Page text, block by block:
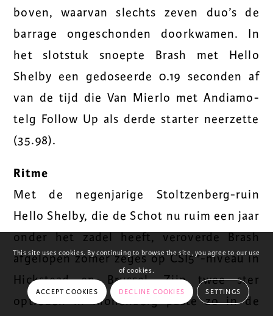
boven, waarvan slechts zeven duo’s de
barrage ongeschonden doorkwamen. In
het slotstuk snoepte Brash met Hello
Shelby een gedoseerde 0.19 seconden af
van de tijd die Van Mierlo met Andiamo-
telg Follow Up als derde starter neerzette
(35.98).
Ritme
Met de negenjarige Stoltzenberg-ruin
Hello Shelby, die de Schot nu ruim een jaar
onder het zadel heeft, veroverde Brash
afgelopen zomer zeges op CSI5*-niveau in
Hickstead en Brussel. Zijn twee ster
optreden in Kronenberg paste zo in de
This site uses cookies. By continuing to browse the site, you agree to our use
of cookies.
ACCEPT COOKIES DECLINE COOKIES SETTINGS